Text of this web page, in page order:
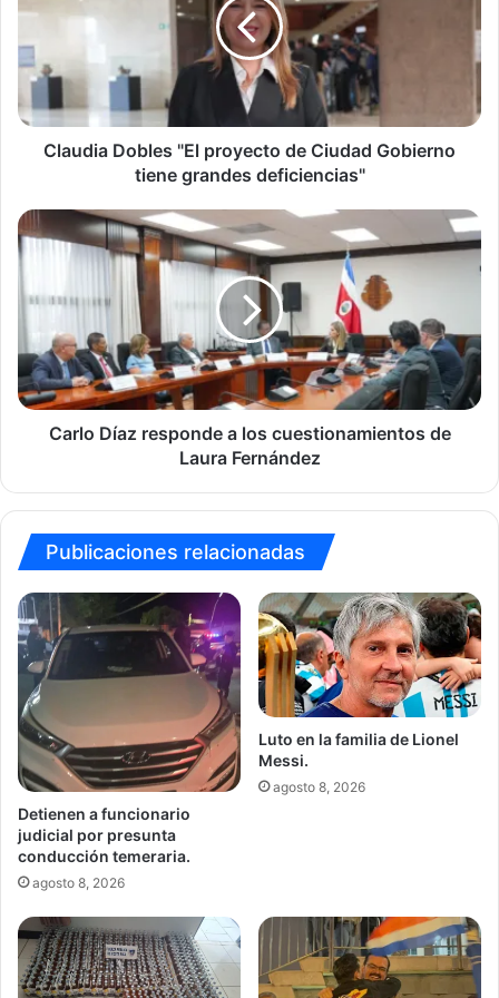
Ciudad
Gobierno
tiene
grandes
deficiencias"
Claudia Dobles "El proyecto de Ciudad Gobierno
tiene grandes deficiencias"
Carlo
Díaz
cuestionamientos
de
Laura
Fernández
Carlo Díaz responde a los cuestionamientos de
Laura Fernández
Publicaciones relacionadas
Detienen a funcionario
judicial por presunta
conducción temeraria.
agosto 8, 2026
Luto en la familia de Lionel
Messi.
agosto 8, 2026